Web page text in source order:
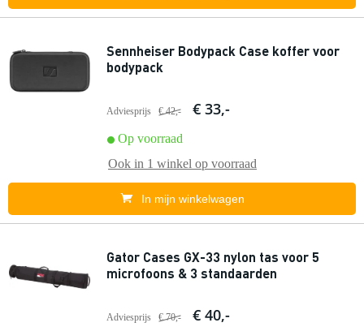
Sennheiser Bodypack Case koffer voor
bodypack
Adviesprijs € 42,- € 33,-
Op voorraad
Ook in 1 winkel op voorraad
In mijn winkelwagen
Gator Cases GX-33 nylon tas voor 5
microfoons & 3 standaarden
Adviesprijs € 70,- € 40,-